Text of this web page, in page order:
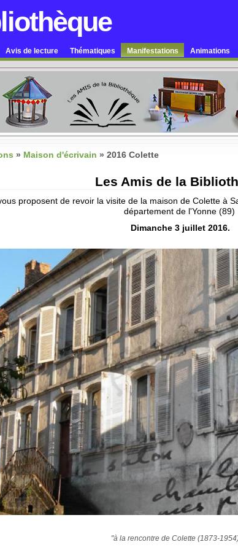
Avis de lecture Thématiques Manifestations Animations
» Maison d'écrivain »2016 Colette
Les Amis de la
proposent de revoir la visite de la maison de Colette à
département de l'Yonne (89)
Dimanche 3 juillet 2016.
"à la rencontre de Colette (1873-